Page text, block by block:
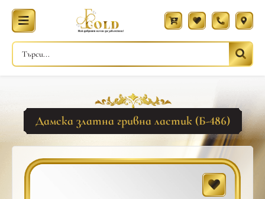
Дамска златна гривна ластик (Б-486)